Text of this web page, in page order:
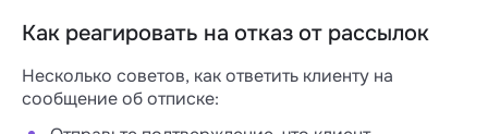
Как реагировать на отказ от рассылок
Несколько советов, как ответить клиенту на
сообщение об отписке: